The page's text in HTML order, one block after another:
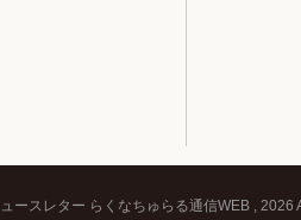
ースレター らくなちゅらる通信WEB , 2026